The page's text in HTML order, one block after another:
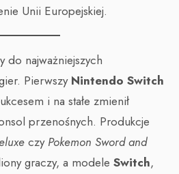
Unii Europejskiej.
do najważniejszych
PierwszyNintendo Switch
i na stałe zmienił
przenośnych. Produkcje
czyPokemon Sword and
graczy, a modele Switch,